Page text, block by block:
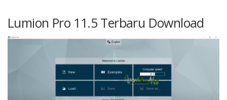
Lumion Pro 11.5 Terbaru Download